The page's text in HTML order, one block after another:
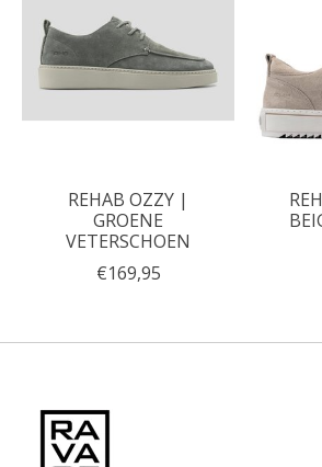
REHAB OZZY |
GROENE
VETERSCHOEN
€169,95